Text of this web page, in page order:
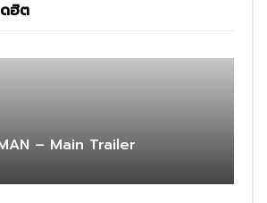
ฮิต
– Main Trailer